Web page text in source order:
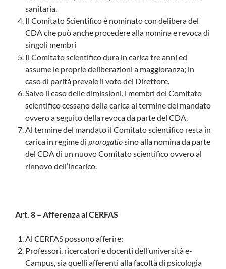
sanitaria.
Il Comitato Scientifico è nominato con delibera del
CDA che può anche procedere alla nomina e revoca di
singoli membri
Il Comitato scientifico dura in carica tre anni ed
assume le proprie deliberazioni a maggioranza; in
caso di parità prevale il voto del Direttore.
Salvo il caso delle dimissioni, i membri del Comitato
scientifico cessano dalla carica al termine del mandato
ovvero a seguito della revoca da parte del CDA.
Al termine del mandato il Comitato scientifico resta in
carica in regime di prorogatiosino alla nomina da parte
del CDA di un nuovo Comitato scientifico ovvero al
rinnovo dell’incarico.
Art. 8 – Afferenza al CERFAS
Al CERFAS possono afferire:
Professori, ricercatori e docenti dell’università e-
Campus, sia quelli afferenti alla facoltà di psicologia